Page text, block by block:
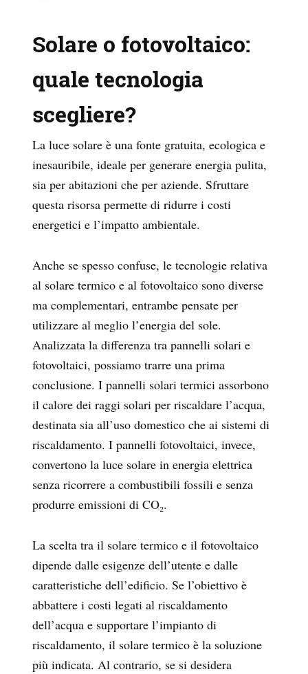
Solare o fotovoltaico:
quale tecnologia
scegliere?
La luce solare è una fonte gratuita, ecologica e
inesauribile, ideale per generare energia pulita,
sia per abitazioni che per aziende. Sfruttare
questa risorsa permette di ridurre i costi
energetici e l’impatto ambientale.
Anche se spesso confuse, le tecnologie relativa
al solare termico e al fotovoltaico sono diverse
ma complementari, entrambe pensate per
utilizzare al meglio l’energia del sole.
Analizzata la differenza tra pannelli solari e
fotovoltaici, possiamo trarre una prima
conclusione. I pannelli solari termici assorbono
il calore dei raggi solari per riscaldare l’acqua,
destinata sia all’uso domestico che ai sistemi di
riscaldamento. I pannelli fotovoltaici, invece,
convertono la luce solare in energia elettrica
senza ricorrere a combustibili fossili e senza
produrre emissioni di CO₂.
La scelta tra il solare termico e il fotovoltaico
dipende dalle esigenze dell’utente e dalle
caratteristiche dell’edificio. Se l’obiettivo è
abbattere i costi legati al riscaldamento
dell’acqua e supportare l’impianto di
riscaldamento, il solare termico è la soluzione
più indicata. Al contrario, se si desidera